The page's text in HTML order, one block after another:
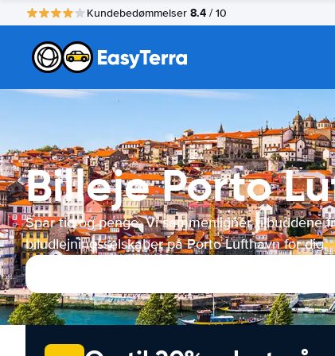
Kundebedømmelser 8.4 / 10
Billeje Porto
Spar tid og penge. Vi sammenligner tilbuddene
biludlejningsselskaber på Porto Lufthavn for dig.